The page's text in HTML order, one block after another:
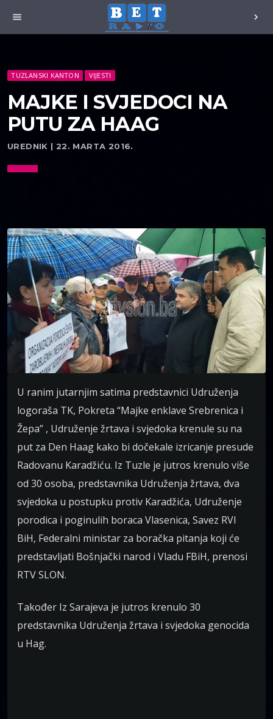
menu chevron_right
TUZLANSKI KANTON VIJESTI
MAJKE I SVJEDOCI NA
PUTU ZA HAAG
UREDNIK | 22. MARTA 2016.
U ranim jutarnjim satima predstavnici Udruženja
logoraša TK, Pokreta “Majke enklave Srebrenica i
Žepa” , Udruženje žrtava i svjedoka krenule su na
put za Den Haag kako bi dočekale izricanje presude
Radovanu Karadžiću. Iz Tuzle je jutros krenulo više
od 30 osoba, predstavnika Udruženja žrtava, dva
svjedoka u postupku protiv Karadžića, Udruženje
porodica i poginulih boraca Vlasenica, Savez RVI
BiH, Federalni ministar za boračka pitanja koji će
predstavljati Bošnjački narod i Vladu FBiH, prenosi
RTV SLON.
Također Iz Sarajeva je jutros krenulo 30
predstavnika Udruženja žrtava i svjedoka genocida
u Hag.